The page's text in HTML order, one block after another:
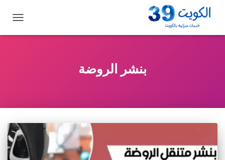
التنقل
بنشر الروضة